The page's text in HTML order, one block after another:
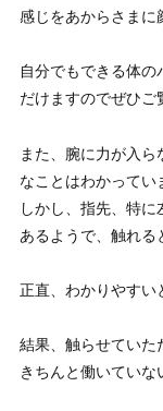
感じをあからさまに
自分でもできる体の
だけますのでぜひご
また、腕に力が入
なことはわかってい
しかし、指先、特
あるようで、触れる
正直、わかりやすい
結果、触らせていた
きちんと働いていな